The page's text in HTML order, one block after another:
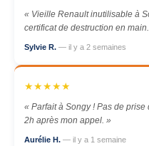
« Vieille Renault inutilisable à
certificat de destruction en
Sylvie R. — il y a 2 semaines
★★★★★
« Parfait à Songy ! Pas de
2h après mon appel. »
Aurélie H. — il y a 1 semaine